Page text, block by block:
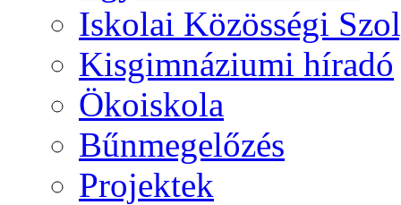
Iskolai Közösségi
Kisgimnáziumi híradó
Ökoiskola
Bűnmegelőzés
Projektek